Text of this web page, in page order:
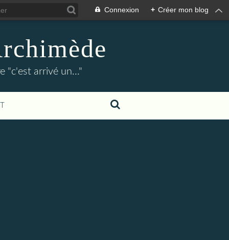
Connexion + Créer mon blog
"c'est arrivé un..."